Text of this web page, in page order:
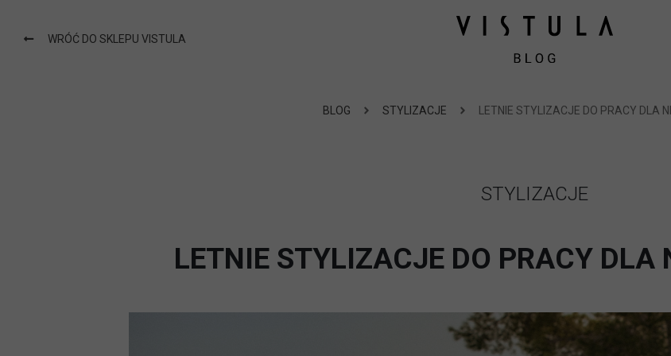
WRÓĆ DO SKLEPU VISTULA
BLOG STYLIZACJE LETNIE STYLIZACJE DO PRACY DLA
STYLIZACJE
LETNIE STYLIZACJE DO PRACY DLA